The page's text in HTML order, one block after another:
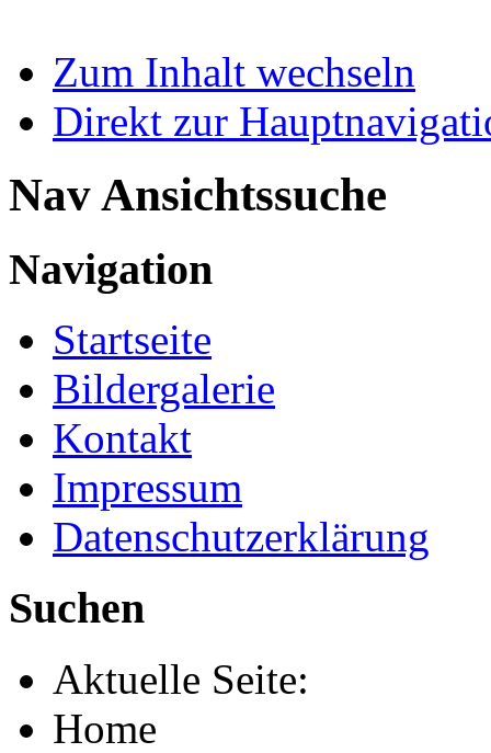
Zum Inhalt wechseln
Direkt zur
Nav Ansichtssuche
Navigation
Startseite
Bildergalerie
Kontakt
Impressum
Datenschutzerklärung
Suchen
Aktuelle Seite:
Home